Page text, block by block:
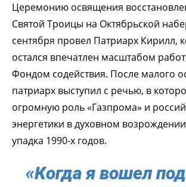
Церемонию освящения
Святой Троицы на Октябрьской
сентября провел Патриарх Кирилл,
остался впечатлен масштабом
Фондом содействия. После малого
патриарх выступил с речью, в
огромную роль «Газпрома» и
энергетики в духовном
упадка 1990-х годов.
«Когда я вошел